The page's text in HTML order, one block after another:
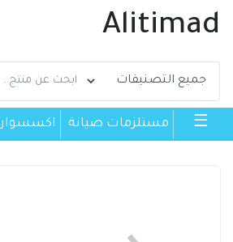
Alitimad
☰ مستلزمات صيانة اكسسوار